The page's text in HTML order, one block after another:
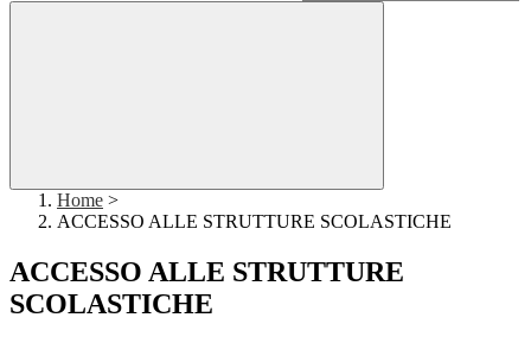
Home >
ACCESSO ALLE STRUTTURE SCOLASTICHE
ACCESSO ALLE STRUTTURE
SCOLASTICHE